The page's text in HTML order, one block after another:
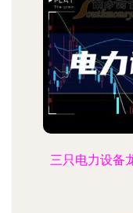
三只电力设备